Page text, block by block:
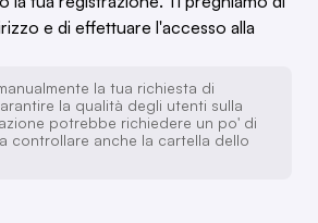
e di effettuare l'accesso alla
la tua richiesta di
la qualità degli utenti sulla
potrebbe richiedere un po' di
controllare anche la cartella dello